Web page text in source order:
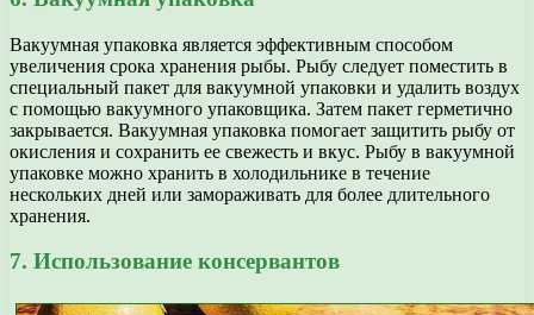
Вакуумная упаковка является эффективным способом
увеличения срока хранения рыбы. Рыбу следует поместить в
специальный пакет для вакуумной упаковки и удалить воздух
с помощью вакуумного упаковщика. Затем пакет герметично
закрывается. Вакуумная упаковка помогает защитить рыбу от
окисления и сохранить ее свежесть и вкус. Рыбу в вакуумной
упаковке можно хранить в холодильнике в течение
нескольких дней или замораживать для более длительного
хранения.
7. Использование консервантов